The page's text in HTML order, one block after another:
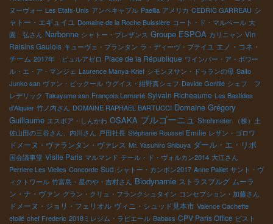
ヌーヴォー Les Etats-Unis アンペキャブル Paellia アメリカ CEDRIC GARREAU シ
ャトー・エギュイユ Domaine de la Roche Buissière コート・ド・マルペール 大
園 弘さん Narbonne シャトー・プレザンス Groupe ESPOA カリニャン Vin
Raisins Gaulois キューヴェ・プランタン ラ・ディーヴ・ブテイユ エノ・コネ・
チーム 2017年 ビュルアゼロ Place de la République ワインバー・ア・ボワー
ル・エ・ア・マンジェ Laurence Manya-Krief シモンヌサン・ドゥランの母 Saito
Junko san ヴァン・ピックール ウグイス・紺野真シェフ Davide Gentile シェフ フ
レデリック Takayama san François Lemarié Sylvain Richeaume Les Bastides
d'Alquier 竹ノ内さん DOMAINE RAPHAEL BARTUCCI Domaine Grégory
Guillaume エスポア・しんかわ OSAKA ブルゴーニュ Strohmeier
（株）土
佐山田の三谷さん、内川さん 戸田社長 Stéphanie Roussel Emilie レザン・ゴロワ
ドメーヌ・ヴァランタン・ヴァレス Mr. Yasuhiro Shibuya ダール・エ・リボ
国会議事堂 Visite Paris マルマンド テール・ド・ヴォルカン2014 大江さん
Perriere Les Vielles Concorde Sud シャトー・カンボン2017 Anne Paillet サント・ヴ
ィクトワール 竹富島・星のや・吉村さん Biodynamie ストラスブルグ ムーラ
ン・ナ・ヴァン グラン・クリュ・フランクシュタイン コンセプション・加藤さん
ドメーヌ・ジョリ・フェリオル ヴィニ・シュッド見本市 Valence Cachette
etoilé chef Frederic 2018ミレジム・ラピエール Babass CPV Paris Office ビスト